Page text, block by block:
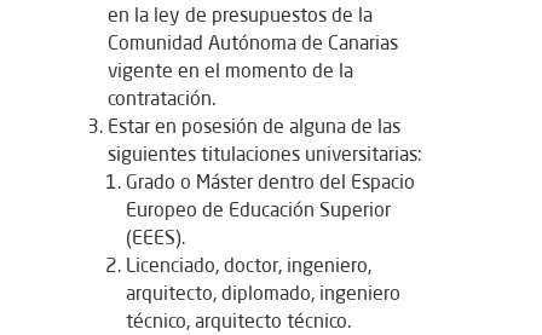
en la ley de presupuestos de la
Comunidad Autónoma de Canarias
vigente en el momento de la
contratación.
Estar en posesión de alguna de las
siguientes titulaciones universitarias:
Grado o Máster dentro del Espacio
Europeo de Educación Superior
(EEES).
Licenciado, doctor, ingeniero,
arquitecto, diplomado, ingeniero
técnico, arquitecto técnico.